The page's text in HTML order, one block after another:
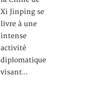
Xi Jinping se
livre à une
intense
activité
diplomatique
visant…